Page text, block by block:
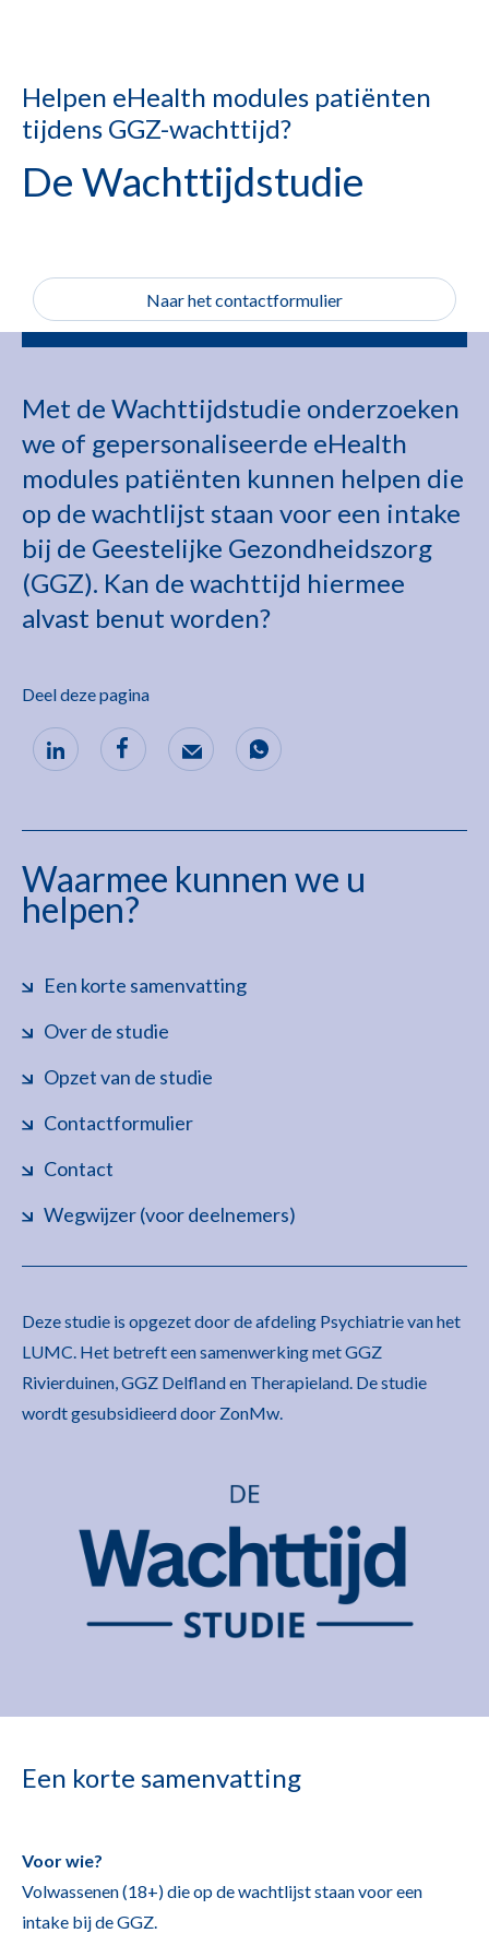
Helpen eHealth modules patiënten
tijdens GGZ-wachttijd?
De Wachttijdstudie
Naar het contactformulier
Met de Wachttijdstudie onderzoeken
we of gepersonaliseerde eHealth
modules patiënten kunnen helpen die
op de wachtlijst staan voor een intake
bij de Geestelijke Gezondheidszorg
(GGZ). Kan de wachttijd hiermee
alvast benut worden?
Deel deze pagina
Waarmee kunnen we u
helpen?
Een korte samenvatting
Over de studie
Opzet van de studie
Contactformulier
Contact
Wegwijzer (voor deelnemers)
Deze studie is opgezet door de afdeling Psychiatrie van het
LUMC. Het betreft een samenwerking met GGZ
Rivierduinen, GGZ Delfland en Therapieland. De studie
wordt gesubsidieerd door ZonMw.
Een korte samenvatting
Voor wie?
Volwassenen (18+) die op de wachtlijst staan voor een
intake bij de GGZ.